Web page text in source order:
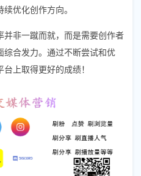
优化创作方向。
非一蹴而就，而是需要创作者
综合发力。通过不断尝试和优
上取得更好的成绩！